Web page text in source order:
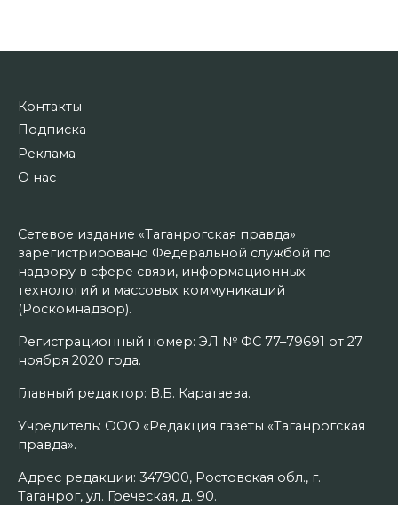
Контакты
Подписка
Реклама
О нас
Сетевое издание «Таганрогская правда»
зарегистрировано Федеральной службой по
надзору в сфере связи, информационных
технологий и массовых коммуникаций
(Роскомнадзор).
Регистрационный номер: ЭЛ № ФС 77–79691 от 27
ноября 2020 года.
Главный редактор: В.Б. Каратаева.
Учредитель: ООО «Редакция газеты «Таганрогская
правда».
Адрес редакции: 347900, Ростовская обл., г.
Таганрог, ул. Греческая, д. 90.